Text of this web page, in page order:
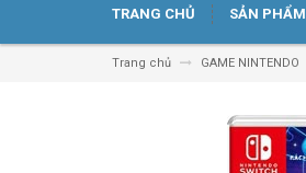
TRANG CHỦ SẢN PHẨM
Trang chủ GAME NINTENDO